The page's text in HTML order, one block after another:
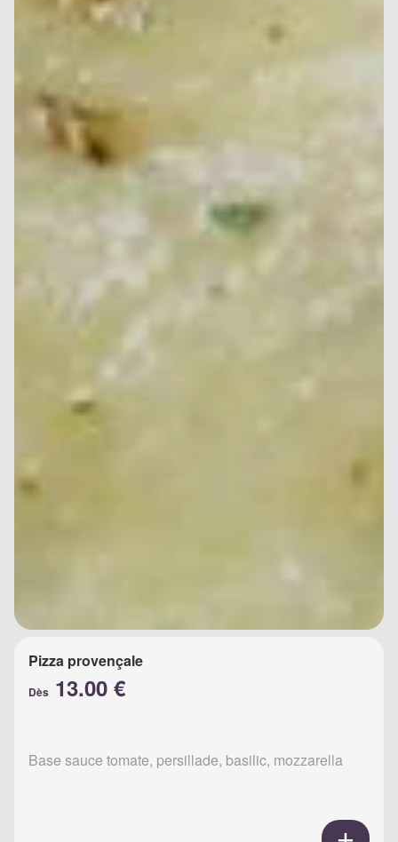
Pizza provençale
Dès 13.00 €
Base sauce tomate, persillade, basilic, mozzarella